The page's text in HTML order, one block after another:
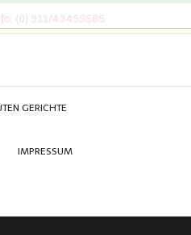
(0) 911/43459585
GERICHTE
IMPRESSUM